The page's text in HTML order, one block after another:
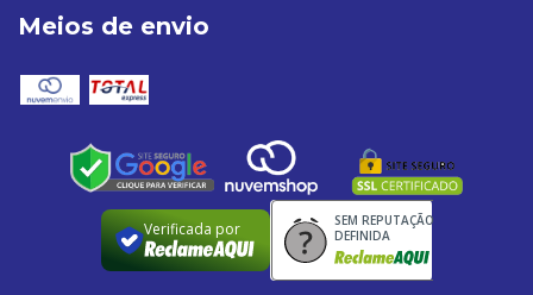
Meios de envio
Verificada por
SEM REPUTAÇÃO
DEFINIDA